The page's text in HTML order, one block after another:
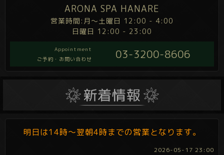
ARONA SPA HANARE
営業時間:月～土曜日 12:00 - 4:00
日曜日 12:00 - 23:00
Appointment
ご予約・お問い合わせ
03-3200-8606
明日は14時～翌朝4時までの営業となります。
2026-05-17 23:00